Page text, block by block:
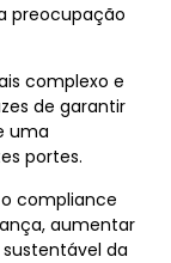
preocupação
complexo e
de garantir
uma
portes.
compliance
aumentar
da